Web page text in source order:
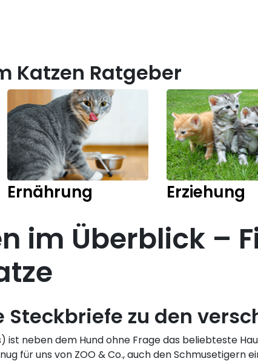
Katzen Ratgeber
Ernährung Erziehung
im Überblick –
Steckbriefe zu den
ist neben dem Hund ohne Frage das beliebteste
für uns von ZOO & Co., auch den Schmusetigern